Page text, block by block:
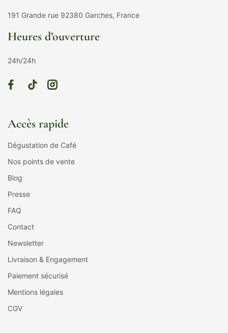
191 Grande rue 92380 Garches, France
Heures d’ouverture
24h/24h
Accès rapide
Dégustation de Café
Nos points de vente
Blog
Presse
FAQ
Contact
Newsletter
Livraison & Engagement
Paiement sécurisé
Mentions légales
CGV